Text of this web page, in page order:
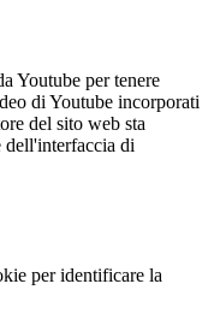
Youtube per tenere
di Youtube incorporati
del sito web sta
dell'interfaccia di
per identificare la